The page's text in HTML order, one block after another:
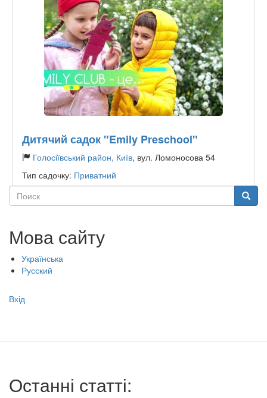
Дитячий садок "Emily Preschool"
Голосіївський район, Київ, вул. Ломоносова 54
Тип садочку: Приватний
Поиск
Поиск
Мова сайту
Українська
Русский
Меню
записи
Вхід
Останні статті: